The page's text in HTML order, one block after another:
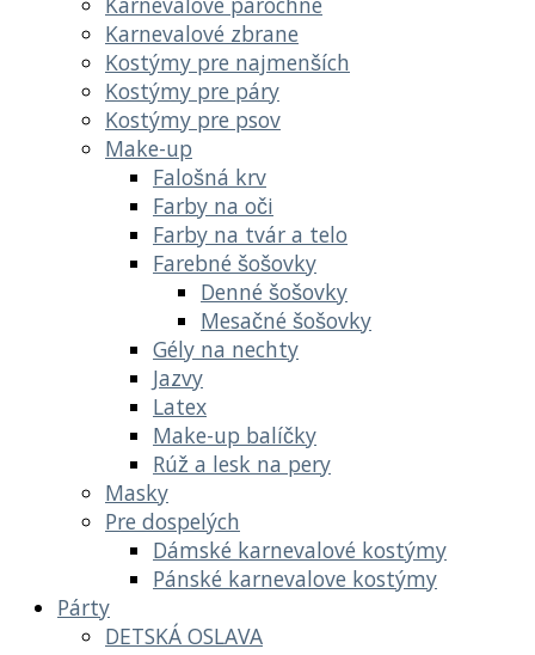
Karnevalové zbrane
Kostýmy pre najmenších
Kostýmy pre páry
Kostýmy pre psov
Make-up
Falošná krv
Farby na oči
Farby na tvár a telo
Farebné šošovky
Denné šošovky
Mesačné šošovky
Gély na nechty
Jazvy
Latex
Make-up balíčky
Rúž a lesk na pery
Masky
Pre dospelých
Dámské karnevalové kostýmy
Pánské karnevalove kostýmy
Párty
DETSKÁ OSLAVA